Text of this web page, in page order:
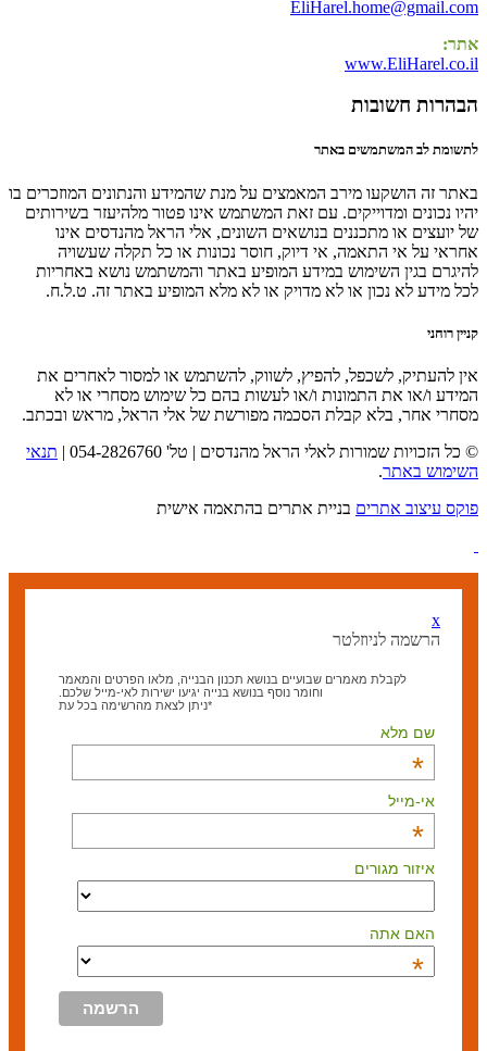
EliHarel.home@gmail.com
אתר:
www.EliHarel.co.il
הבהרות חשובות
לתשומת לב המשתמשים באתר
באתר זה הושקעו מירב המאמצים על מנת שהמידע והנתונים המוזכרים בו
יהיו נכונים ומדוייקים. עם זאת המשתמש אינו פטור מלהיעזר בשירותים
של יועצים או מתכננים בנושאים השונים, אלי הראל מהנדסים אינו
אחראי על אי התאמה, אי דיוק, חוסר נכונות או כל תקלה שעשויה
להיגרם בגין השימוש במידע המופיע באתר והמשתמש נושא באחריות
לכל מידע לא נכון או לא מדויק או לא מלא המופיע באתר זה. ט.ל.ח.
קניין רוחני
אין להעתיק, לשכפל, להפיץ, לשווק, להשתמש או למסור לאחרים את
המידע ו/או את התמונות ו/או לעשות בהם כל שימוש מסחרי או לא
מסחרי אחר, בלא קבלת הסכמה מפורשת של אלי הראל, מראש ובכתב.
© כל הזכויות שמורות לאלי הראל מהנדסים | טל' 054-2826760 |
תנאי
השימוש באתר.
פוקס עיצוב אתרים בניית אתרים בהתאמה אישית
x
הרשמה לניוזלטר
לקבלת מאמרים שבועיים בנושא תכנון הבנייה, מלאו הפרטים והמאמר
וחומר נוסף בנושא בנייה יגיעו ישירות לאי-מייל שלכם.
*ניתן לצאת מהרשימה בכל עת
שם מלא
*
אי-מייל
*
איזור מגורים
האם אתה
*